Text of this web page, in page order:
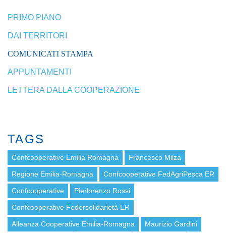
PRIMO PIANO
DAI TERRITORI
COMUNICATI STAMPA
APPUNTAMENTI
LETTERA DALLA COOPERAZIONE
TAGS
Confcooperative Emilia Romagna Francesco Milza
Regione Emilia-Romagna Confcooperative FedAgriPesca ER
Confcooperative Pierlorenzo Rossi
Confcooperative Federsolidarietà ER
Alleanza Cooperative Emilia-Romagna Maurizio Gardini